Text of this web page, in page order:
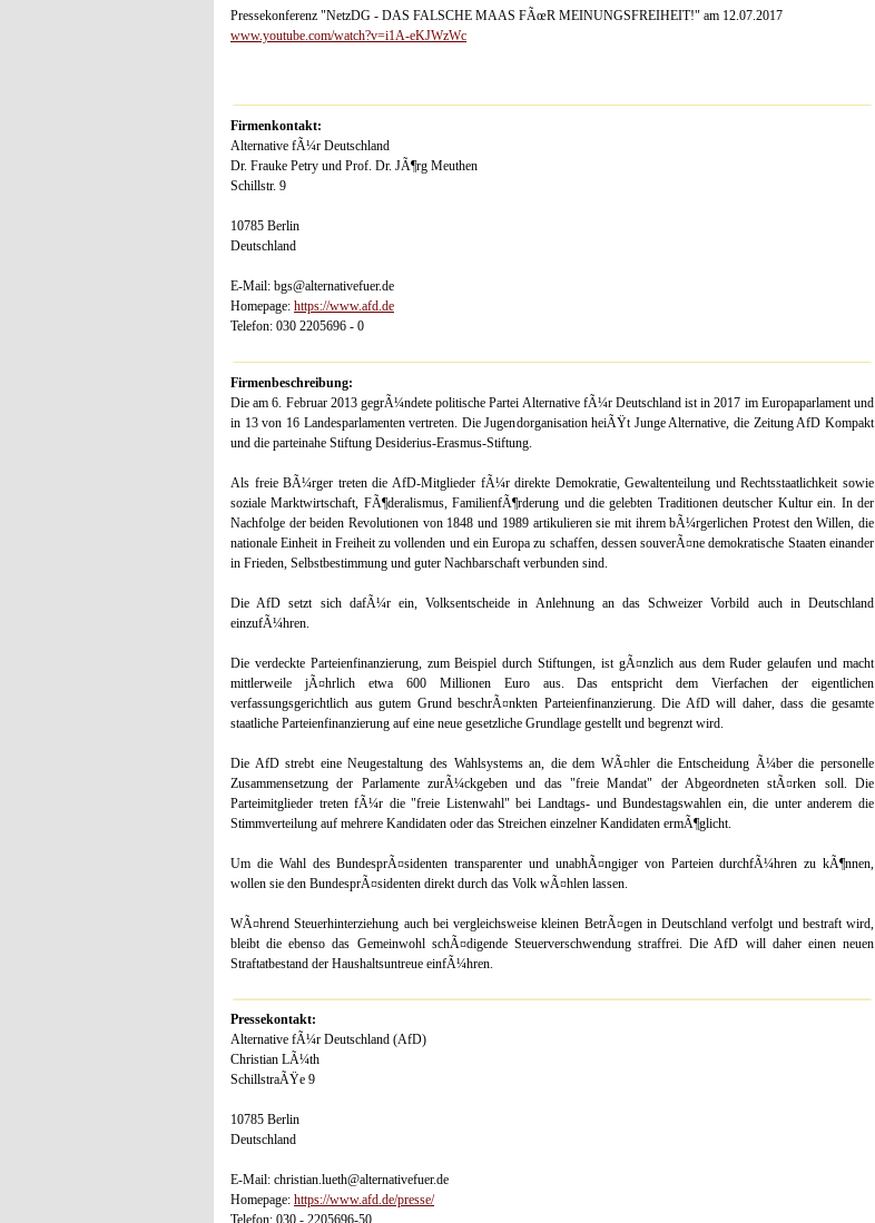
Pressekonferenz "NetzDG - DAS FALSCHE MAAS FÃœR MEINUNGSFREIHEIT!" am 12.07.2017
www.youtube.com/watch?v=i1A-eKJWzWc
Firmenkontakt:
Alternative fÃ¼r Deutschland
Dr. Frauke Petry und Prof. Dr. JÃ¶rg Meuthen
Schillstr. 9
10785 Berlin
Deutschland
E-Mail: bgs@alternativefuer.de
Homepage: https://www.afd.de
Telefon: 030 2205696 - 0
Firmenbeschreibung:
Die am 6. Februar 2013 gegrÃ¼ndete politische Partei Alternative fÃ¼r Deutschland ist in 2017 im Europaparlament und
in 13 von 16 Landesparlamenten vertreten. Die Jugendorganisation heiÃŸt Junge Alternative, die Zeitung AfD Kompakt
und die parteinahe Stiftung Desiderius-Erasmus-Stiftung.
Als freie BÃ¼rger treten die AfD-Mitglieder fÃ¼r direkte Demokratie, Gewaltenteilung und Rechtsstaatlichkeit sowie
soziale Marktwirtschaft, FÃ¶deralismus, FamilienfÃ¶rderung und die gelebten Traditionen deutscher Kultur ein. In der
Nachfolge der beiden Revolutionen von 1848 und 1989 artikulieren sie mit ihrem bÃ¼rgerlichen Protest den Willen, die
nationale Einheit in Freiheit zu vollenden und ein Europa zu schaffen, dessen souverÃ¤ne demokratische Staaten einander
in Frieden, Selbstbestimmung und guter Nachbarschaft verbunden sind.
Die AfD setzt sich dafÃ¼r ein, Volksentscheide in Anlehnung an das Schweizer Vorbild auch in Deutschland
einzufÃ¼hren.
Die verdeckte Parteienfinanzierung, zum Beispiel durch Stiftungen, ist gÃ¤nzlich aus dem Ruder gelaufen und macht
mittlerweile jÃ¤hrlich etwa 600 Millionen Euro aus. Das entspricht dem Vierfachen der eigentlichen
verfassungsgerichtlich aus gutem Grund beschrÃ¤nkten Parteienfinanzierung. Die AfD will daher, dass die gesamte
staatliche Parteienfinanzierung auf eine neue gesetzliche Grundlage gestellt und begrenzt wird.
Die AfD strebt eine Neugestaltung des Wahlsystems an, die dem WÃ¤hler die Entscheidung Ã¼ber die personelle
Zusammensetzung der Parlamente zurÃ¼ckgeben und das "freie Mandat" der Abgeordneten stÃ¤rken soll. Die
Parteimitglieder treten fÃ¼r die "freie Listenwahl" bei Landtags- und Bundestagswahlen ein, die unter anderem die
Stimmverteilung auf mehrere Kandidaten oder das Streichen einzelner Kandidaten ermÃ¶glicht.
Um die Wahl des BundesprÃ¤sidenten transparenter und unabhÃ¤ngiger von Parteien durchfÃ¼hren zu kÃ¶nnen,
wollen sie den BundesprÃ¤sidenten direkt durch das Volk wÃ¤hlen lassen.
WÃ¤hrend Steuerhinterziehung auch bei vergleichsweise kleinen BetrÃ¤gen in Deutschland verfolgt und bestraft wird,
bleibt die ebenso das Gemeinwohl schÃ¤digende Steuerverschwendung straffrei. Die AfD will daher einen neuen
Straftatbestand der Haushaltsuntreue einfÃ¼hren.
Pressekontakt:
Alternative fÃ¼r Deutschland (AfD)
Christian LÃ¼th
SchillstraÃŸe 9
10785 Berlin
Deutschland
E-Mail: christian.lueth@alternativefuer.de
Homepage: https://www.afd.de/presse/